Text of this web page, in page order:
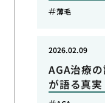
薄毛
AGA治療
が語る真実
2026.02.09